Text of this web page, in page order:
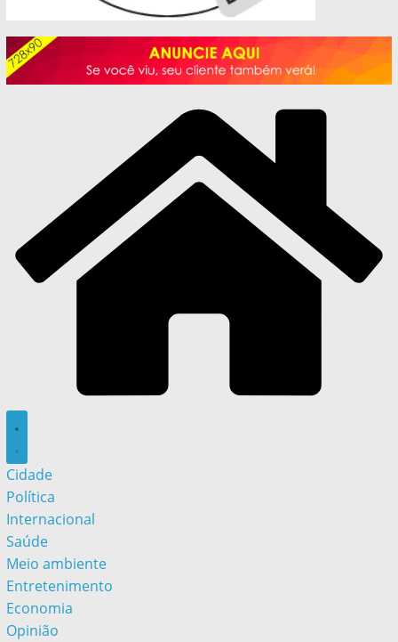
Cidade
Política
Internacional
Saúde
Meio ambiente
Entretenimento
Economia
Opinião